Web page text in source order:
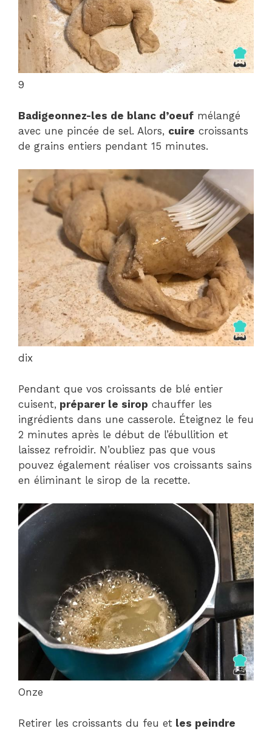
9
Badigeonnez-les de blanc d’oeuf mélangé
avec une pincée de sel. Alors, cuire croissants
de grains entiers pendant 15 minutes.
dix
Pendant que vos croissants de blé entier
cuisent, préparer le sirop chauffer les
ingrédients dans une casserole. Éteignez le feu
2 minutes après le début de l’ébullition et
laissez refroidir. N’oubliez pas que vous
pouvez également réaliser vos croissants sains
en éliminant le sirop de la recette.
Onze
Retirer les croissants du feu et les peindre